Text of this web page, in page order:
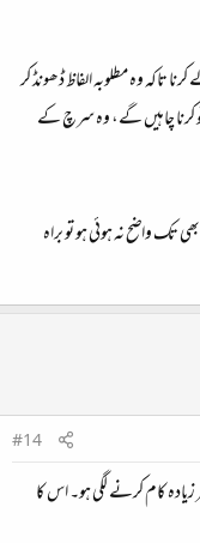
تاکہ وہ مطلوبہ الفاظ ڈھونڈ کر
کرنا چاہیں گے، وہ سرچ کے
تک واضح نہ ہوئی ہو تو براہ
#14
کام کرنے لگی ہو۔ اس کا